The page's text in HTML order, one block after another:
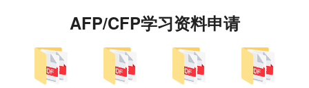
AFP/CFP学习资料申请